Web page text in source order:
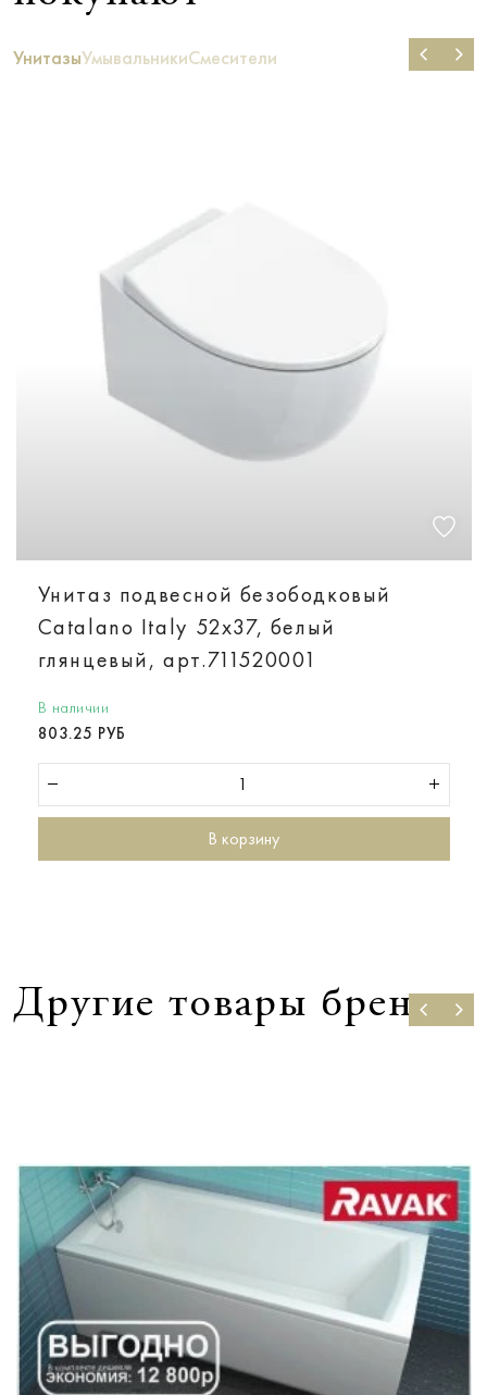
УнитазыУмывальникиСмесители
Унитаз подвесной безободковый
Catalano Italy 52х37, белый
глянцевый, арт.711520001
В наличии
803.25 РУБ
В корзину
Другие товары бренда